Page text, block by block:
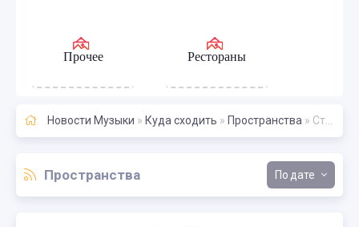
Прочее Рестораны
Новости Музыки » Куда сходить » Пространства » Страница 23
Пространства дате